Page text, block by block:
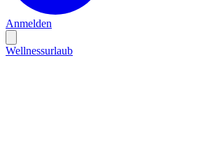
Anmelden
Wellnessurlaub